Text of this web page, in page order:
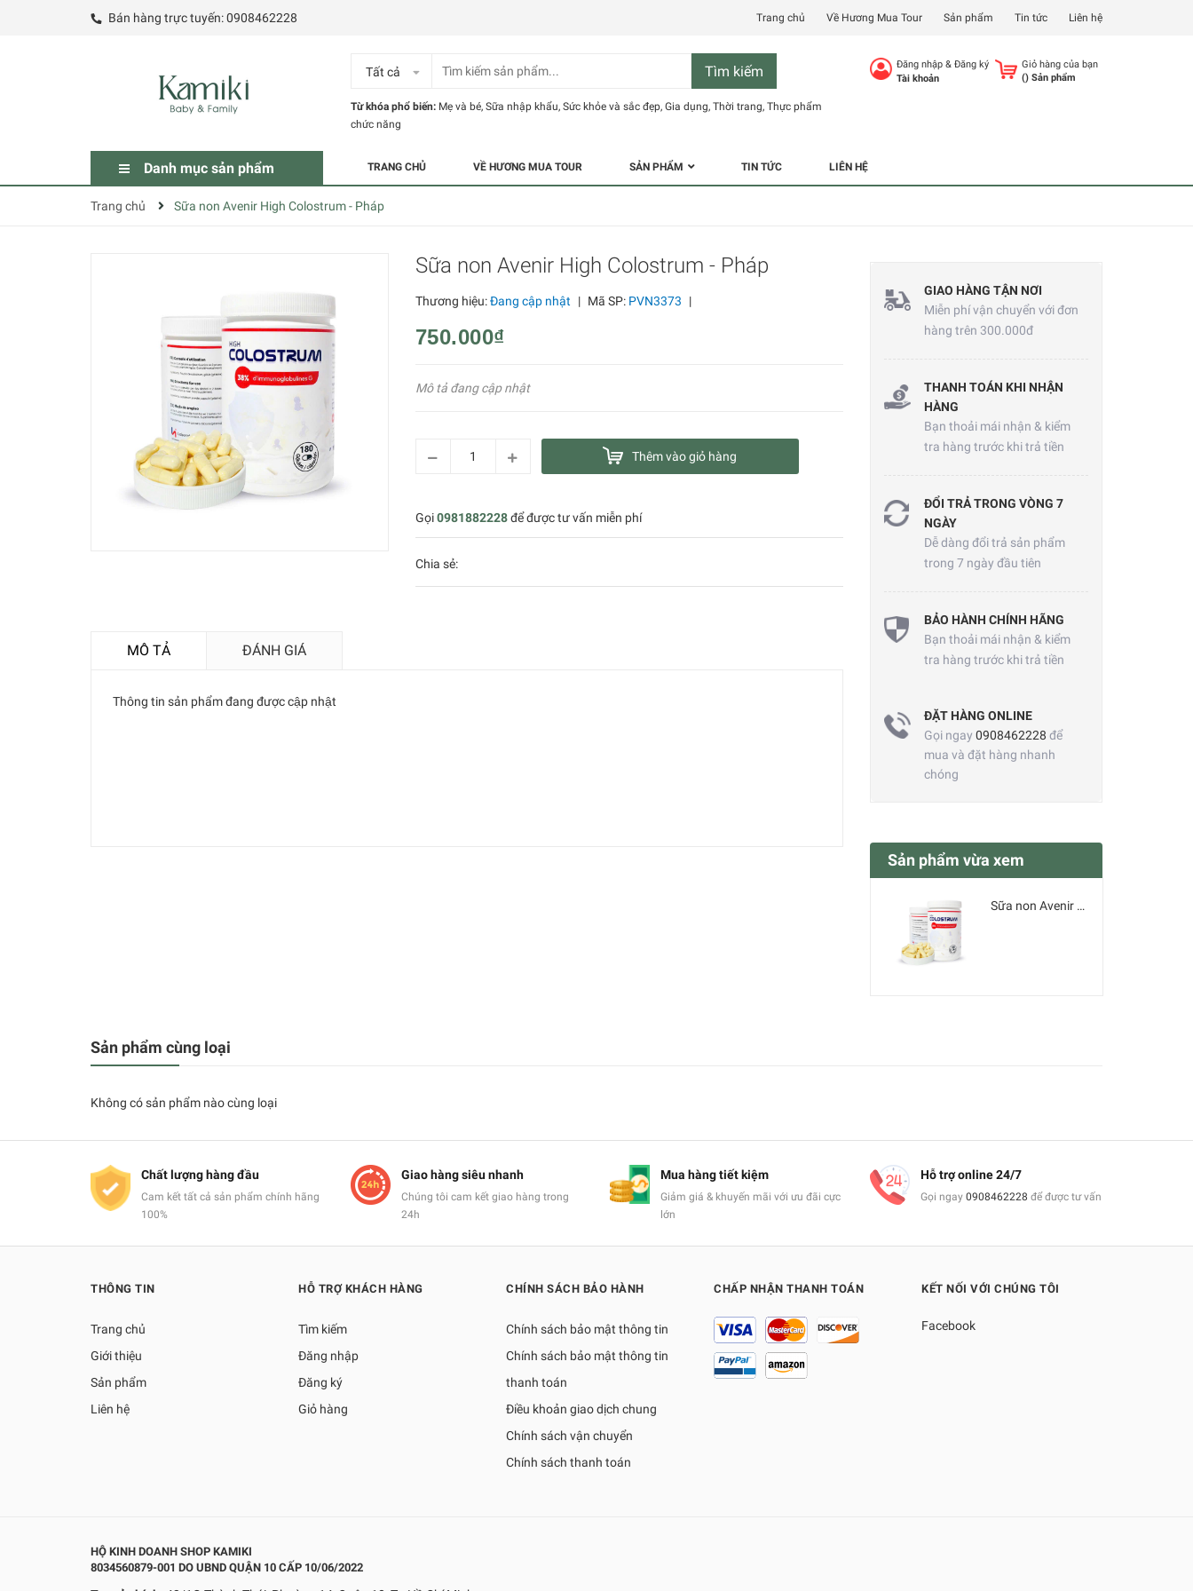
Bán hàng trực tuyến:0908462228 Trang chủ Về Hương Mua Tour Sản phẩm Tin tức Liên hệ
Tất cả Tìm kiếm
Từ khóa phổ biến: Mẹ và bé, Sữa nhập khẩu, Sức khỏe và sắc đẹp, Gia dụng, Thời trang, Thực phẩm
chức năng
Đăng nhập& Đăng ký
Tài khoản
Giỏ hàng của bạn
() Sản phẩm
Danh mục sản phẩm TRANG CHỦ VỀ HƯƠNG MUA TOUR SẢN PHẨM TIN TỨC LIÊN HỆ
Trang chủ Sữa non Avenir High Colostrum - Pháp
Sữa non Avenir High Colostrum - Pháp
Thương hiệu:Đang cập nhật | Mã SP: PVN3373 |
750.000₫
Mô tả đang cập nhật
Thêm vào giỏ hàng
Gọi0981882228để được tư vấn miễn phí
Chia sẻ:
MÔ TẢ ĐÁNH GIÁ
Thông tin sản phẩm đang được cập nhật
GIAO HÀNG TẬN NƠI
Miễn phí vận chuyển với đơn
hàng trên 300.000đ
THANH TOÁN KHI NHẬN
HÀNG
Bạn thoải mái nhận & kiểm
tra hàng trước khi trả tiền
ĐỔI TRẢ TRONG VÒNG 7
NGÀY
Dễ dàng đổi trả sản phẩm
trong 7 ngày đầu tiên
BẢO HÀNH CHÍNH HÃNG
Bạn thoải mái nhận & kiểm
tra hàng trước khi trả tiền
ĐẶT HÀNG ONLINE
Gọi ngay 0908462228 để
mua và đặt hàng nhanh
chóng
Sản phẩm vừa xem
Sữa non Avenir High Colostrum - Pháp
Sản phẩm cùng loại
Không có sản phẩm nào cùng loại
Chất lượng hàng đầu
Cam kết tất cả sản phẩm chính hãng
100%
Giao hàng siêu nhanh
Chúng tôi cam kết giao hàng trong
24h
Mua hàng tiết kiệm
Giảm giá & khuyến mãi với ưu đãi cực
lớn
Hỗ trợ online 24/7
Gọi ngay 0908462228 để được tư vấn
THÔNG TIN
Trang chủ
Giới thiệu
Sản phẩm
Liên hệ
HỖ TRỢ KHÁCH HÀNG
Tìm kiếm
Đăng nhập
Đăng ký
Giỏ hàng
CHÍNH SÁCH BẢO HÀNH
Chính sách bảo mật thông tin
Chính sách bảo mật thông tin
thanh toán
Điều khoản giao dịch chung
Chính sách vận chuyển
Chính sách thanh toán
CHẤP NHẬN THANH TOÁN KẾT NỐI VỚI CHÚNG TÔI
Facebook
HỘ KINH DOANH SHOP KAMIKI
8034560879-001 DO UBND QUẬN 10 CẤP 10/06/2022